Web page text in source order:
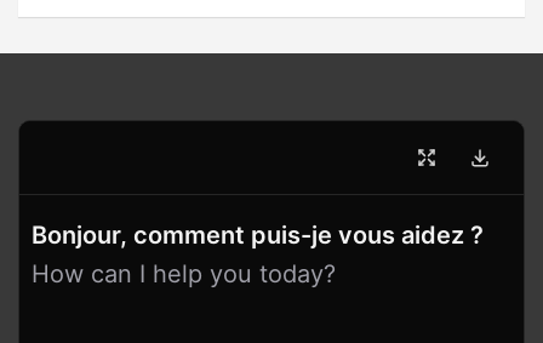
Bonjour, comment puis-je vous aidez ?
How can I help you today?